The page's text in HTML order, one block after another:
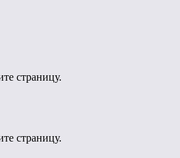
страницу.
страницу.